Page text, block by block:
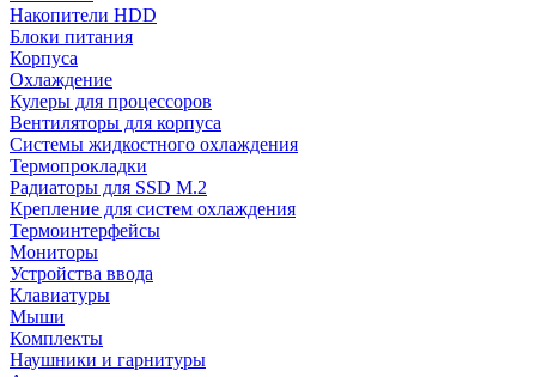
Накопители HDD
Блоки питания
Корпуса
Охлаждение
Кулеры для процессоров
Вентиляторы для корпуса
Системы жидкостного охлаждения
Термопрокладки
Радиаторы для SSD M.2
Крепление для систем охлаждения
Термоинтерфейсы
Мониторы
Устройства ввода
Клавиатуры
Мыши
Комплекты
Наушники и гарнитуры